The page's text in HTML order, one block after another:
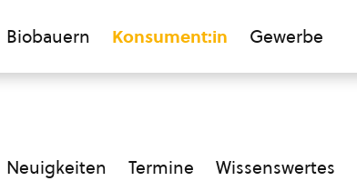
Biobauern Konsument:in Gewerbe
Neuigkeiten Termine Wissenswertes